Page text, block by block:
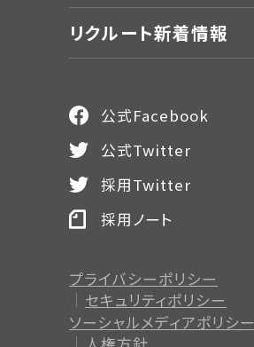
リクルート新着情報
プライバシーポリシー
セキュリティポリシー
ソーシャルメディアポリシー
公式Facebook
公式Twitter
採用Twitter
採用ノート